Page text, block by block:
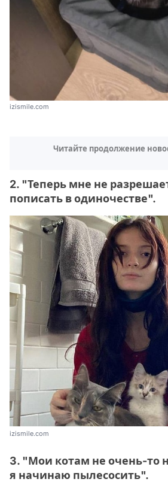
izismile.com
Читайте продолжение
2. "Теперь мне не
пописать в одиночестве".
izismile.com
3. "Мои котам не очень-то
я начинаю пылесосить".